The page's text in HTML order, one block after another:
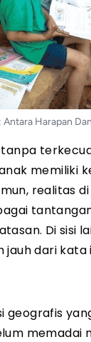
Harapan
memiliki
realitas
Di sisi
dari kata
memadai